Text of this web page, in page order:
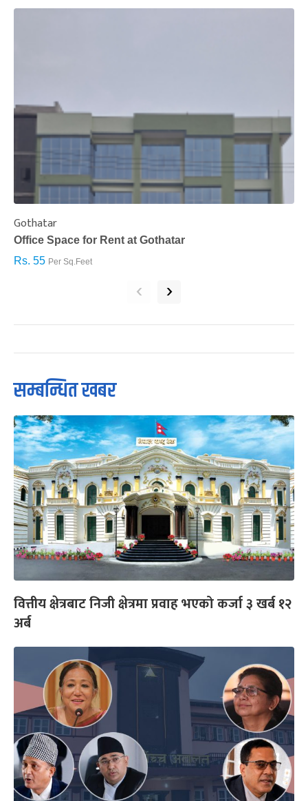
Gothatar
Office Space for Rent at Gothatar
Rs. 55 Per Sq.Feet
‹ ›
सम्बन्धित खबर
वित्तीय क्षेत्रबाट निजी क्षेत्रमा प्रवाह भएको कर्जा ३ खर्ब १२
अर्ब